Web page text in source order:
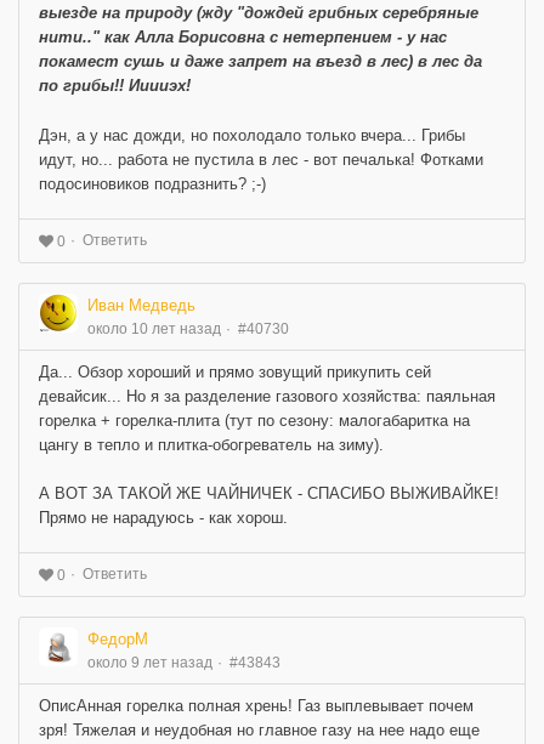
выезде на природу (жду "дождей грибных серебряные
нити.." как Алла Борисовна с нетерпением - у нас
покамест сушь и даже запрет на въезд в лес) в лес да
по грибы!! Ииииэх!
Дэн, а у нас дожди, но похолодало только вчера... Грибы
идут, но... работа не пустила в лес - вот печалька! Фотками
подосиновиков подразнить? ;-)
0 Ответить
Иван Медведь
около 10 лет назад #40730
Да... Обзор хороший и прямо зовущий прикупить сей
девайсик... Но я за разделение газового хозяйства: паяльная
горелка + горелка-плита (тут по сезону: малогабаритка на
цангу в тепло и плитка-обогреватель на зиму).
А ВОТ ЗА ТАКОЙ ЖЕ ЧАЙНИЧЕК - СПАСИБО ВЫЖИВАЙКЕ!
Прямо не нарадуюсь - как хорош.
0 Ответить
ФедорМ
около 9 лет назад #43843
ОписАнная горелка полная хрень! Газ выплевывает почем
зря! Тяжелая и неудобная но главное газу на нее надо еще